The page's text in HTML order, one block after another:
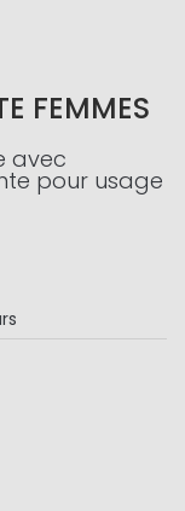
FEMMES
avec
pour usage